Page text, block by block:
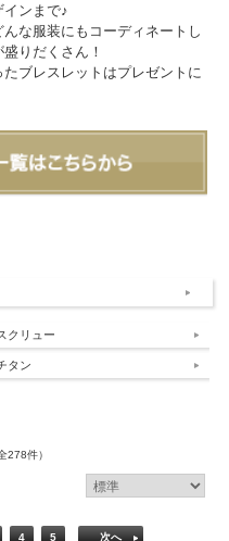
ンまで♪
な服装にもコーディネートし
りだくさん！
ブレスレットはプレゼントに
クリュー
タン
278件）
4 5 次へ